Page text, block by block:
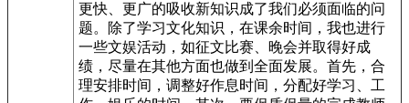
更快、更广的吸收新知识成了我们必须面临的问
题。除了学习文化知识，在课余时间，我也进行
一些文娱活动，如征文比赛、晚会并取得好成
绩，尽量在其他方面也做到全面发展。首先，合
理安排时间，调整好作息时间，分配好学习、工